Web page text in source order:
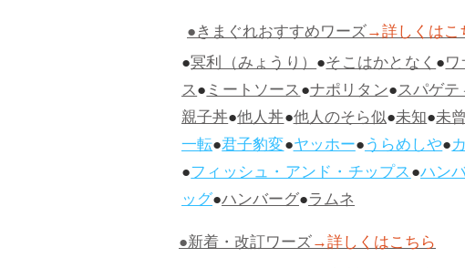
●きまぐれおすすめワーズ→詳しくはこ
●冥利（みょうり）●そこはかとなく●
ス●ミートソース●ナポリタン●スパゲ
親子丼●他人丼●他人のそら似●未知●未
一転●君子豹変●ヤッホー●うらめしや●
●フィッシュ・アンド・チップス●ハン
ッグ●ハンバーグ●ラムネ
●新着・改訂ワーズ→詳しくはこちら